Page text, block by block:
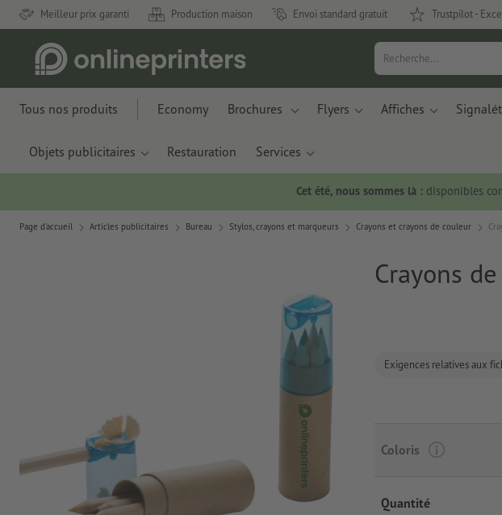
Meilleur prix garanti Production maison Envoi standard gratuit Trustpilot -
Tous nos produits Economy Brochures Flyers Affiches
Objets publicitaires Restauration Services
Cet été, nous sommes là :disponibles
Page d'accueil Articles publicitaires Bureau Stylos, crayons et marqueurs Crayons et crayons de couleur
Crayons
Exigences relatives aux
Coloris
Quantité